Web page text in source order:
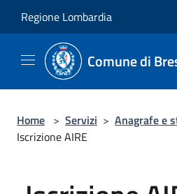
Regione Lombardia
Comune di
Home > Servizi > Anagrafe e
Iscrizione AIRE